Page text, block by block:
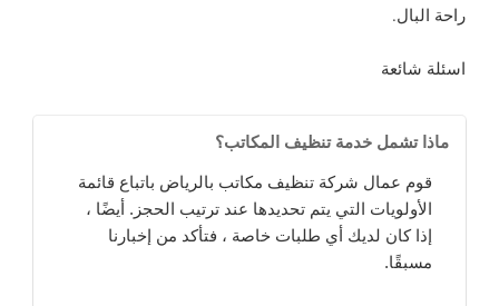
راحة البال.
اسئلة شائعة
ماذا تشمل خدمة تنظيف المكاتب؟
قوم عمال شركة تنظيف مكاتب بالرياض باتباع قائمة
الأولويات التي يتم تحديدها عند ترتيب الحجز. أيضًا ،
إذا كان لديك أي طلبات خاصة ، فتأكد من إخبارنا
مسبقًا.